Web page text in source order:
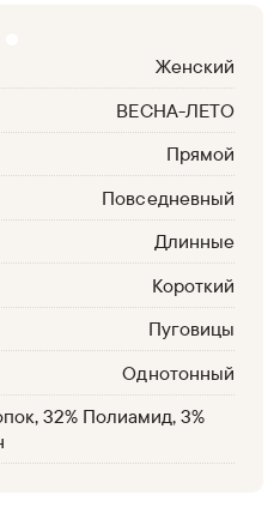
Женский
ВЕСНА-ЛЕТО
Прямой
Повседневный
Длинные
Короткий
Пуговицы
Однотонный
32% Полиамид, 3%